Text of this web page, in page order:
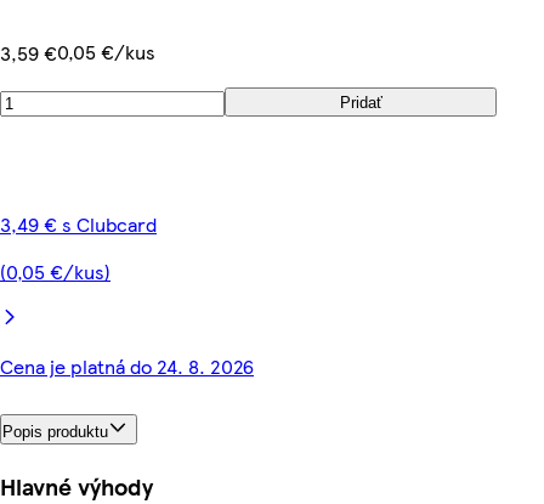
3,59 €0,05 €/kus
Pridať
3,49 € s Clubcard
(0,05 €/kus)
Cena je platná do 24. 8. 2026
Popis produktu
Hlavné výhody